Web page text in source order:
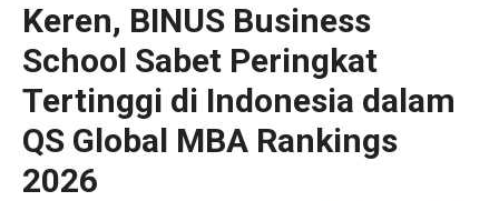
Keren, BINUS Business
School Sabet Peringkat
Tertinggi di Indonesia dalam
QS Global MBA Rankings
2026